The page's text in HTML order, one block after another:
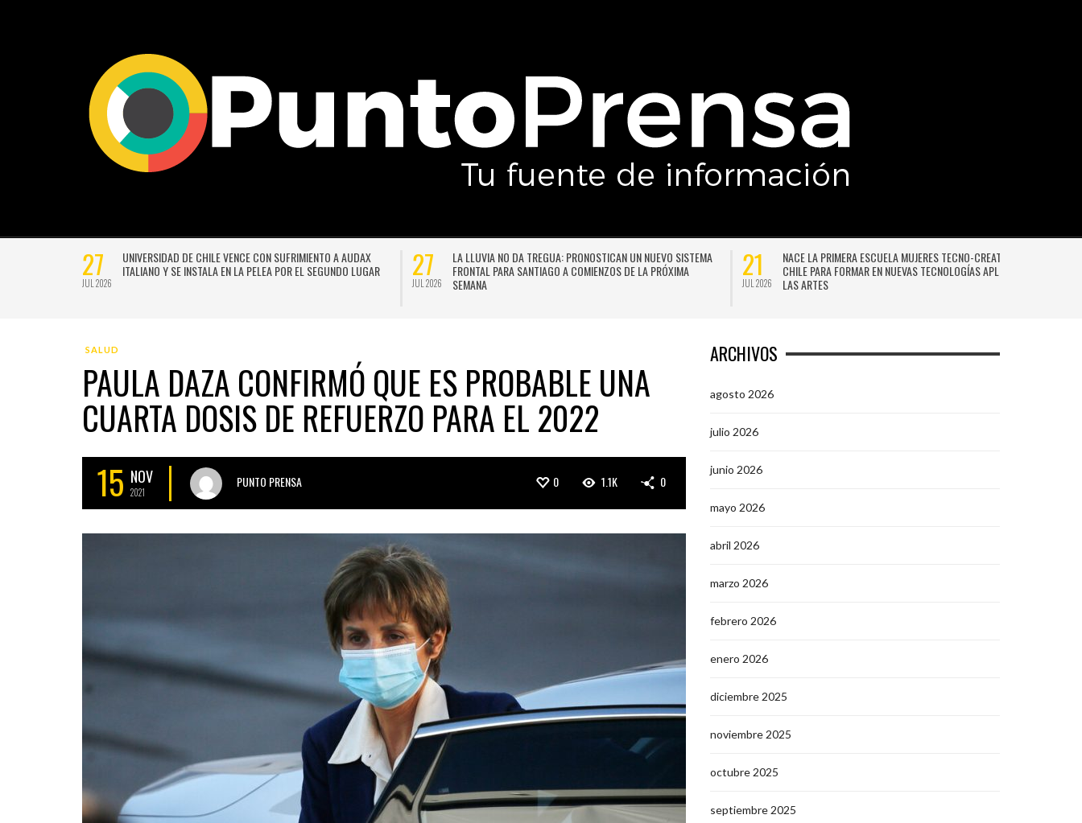
27
JUL 2026
UNIVERSIDAD DE CHILE VENCE CON SUFRIMIENTO A AUDAX
ITALIANO Y SE INSTALA EN LA PELEA POR EL SEGUNDO LUGAR
27
JUL 2026
LA LLUVIA NO DA TREGUA: PRONOSTICAN UN NUEVO SISTEMA
FRONTAL PARA SANTIAGO A COMIENZOS DE LA PRÓXIMA
SEMANA
21
JUL 2026
NACE LA PRIMERA ESCUELA MUJERES TECNO-CREATIVAS DE
CHILE PARA FORMAR EN NUEVAS TECNOLOGÍAS APLICADAS A
LAS ARTES
SALUD
PAULA DAZA CONFIRMÓ QUE ES PROBABLE UNA
CUARTA DOSIS DE REFUERZO PARA EL 2022
15 NOV
2021
PUNTO PRENSA 0 1.1K 0
ARCHIVOS
agosto 2026
julio 2026
junio 2026
mayo 2026
abril 2026
marzo 2026
febrero 2026
enero 2026
diciembre 2025
noviembre 2025
octubre 2025
septiembre 2025